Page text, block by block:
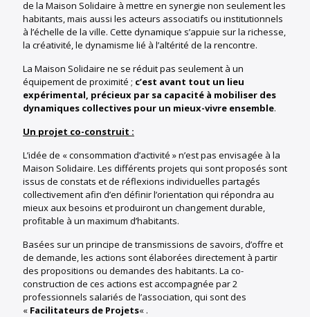
de la Maison Solidaire à mettre en synergie non seulement les
habitants, mais aussi les acteurs associatifs ou institutionnels
à l’échelle de la ville. Cette dynamique s’appuie sur la richesse,
la créativité, le dynamisme lié à l’altérité de la rencontre.
La Maison Solidaire ne se réduit pas seulement à un
équipement de proximité ; c’est avant tout un lieu
expérimental, précieux par sa capacité à mobiliser des
dynamiques collectives pour un mieux-vivre ensemble.
Un projet co-construit :
L’idée de « consommation d’activité » n’est pas envisagée à la
Maison Solidaire. Les différents projets qui sont proposés sont
issus de constats et de réflexions individuelles partagés
collectivement afin d’en définir l’orientation qui répondra au
mieux aux besoins et produiront un changement durable,
profitable à un maximum d’habitants.
Basées sur un principe de transmissions de savoirs, d’offre et
de demande, les actions sont élaborées directement à partir
des propositions ou demandes des habitants. La co-
construction de ces actions est accompagnée par 2
professionnels salariés de l’association, qui sont des
« Facilitateurs de Projets« .